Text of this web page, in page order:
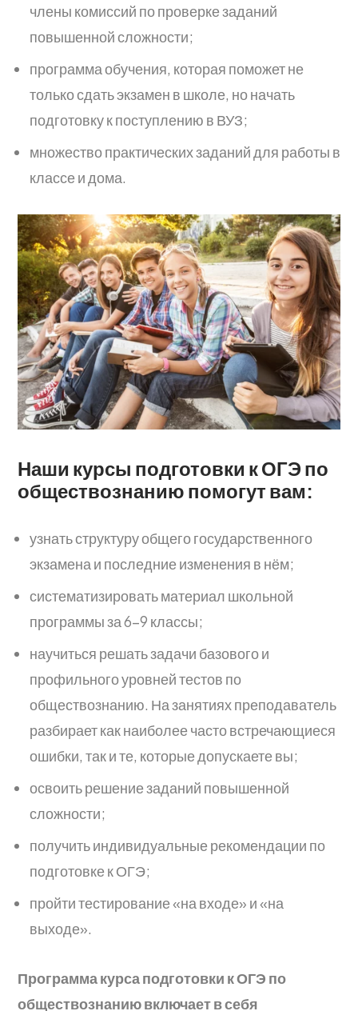
члены комиссий по проверке заданий
повышенной сложности;
программа обучения, которая поможет не
только сдать экзамен в школе, но начать
подготовку к поступлению в ВУЗ;
множество практических заданий для работы в
классе и дома.
Наши курсы подготовки к ОГЭ по
обществознанию помогут вам:
узнать структуру общего государственного
экзамена и последние изменения в нём;
систематизировать материал школьной
программы за 6–9 классы;
научиться решать задачи базового и
профильного уровней тестов по
обществознанию. На занятиях преподаватель
разбирает как наиболее часто встречающиеся
ошибки, так и те, которые допускаете вы;
освоить решение заданий повышенной
сложности;
получить индивидуальные рекомендации по
подготовке к ОГЭ;
пройти тестирование «на входе» и «на
выходе».
Программа курса подготовки к ОГЭ по
обществознанию включает в себя